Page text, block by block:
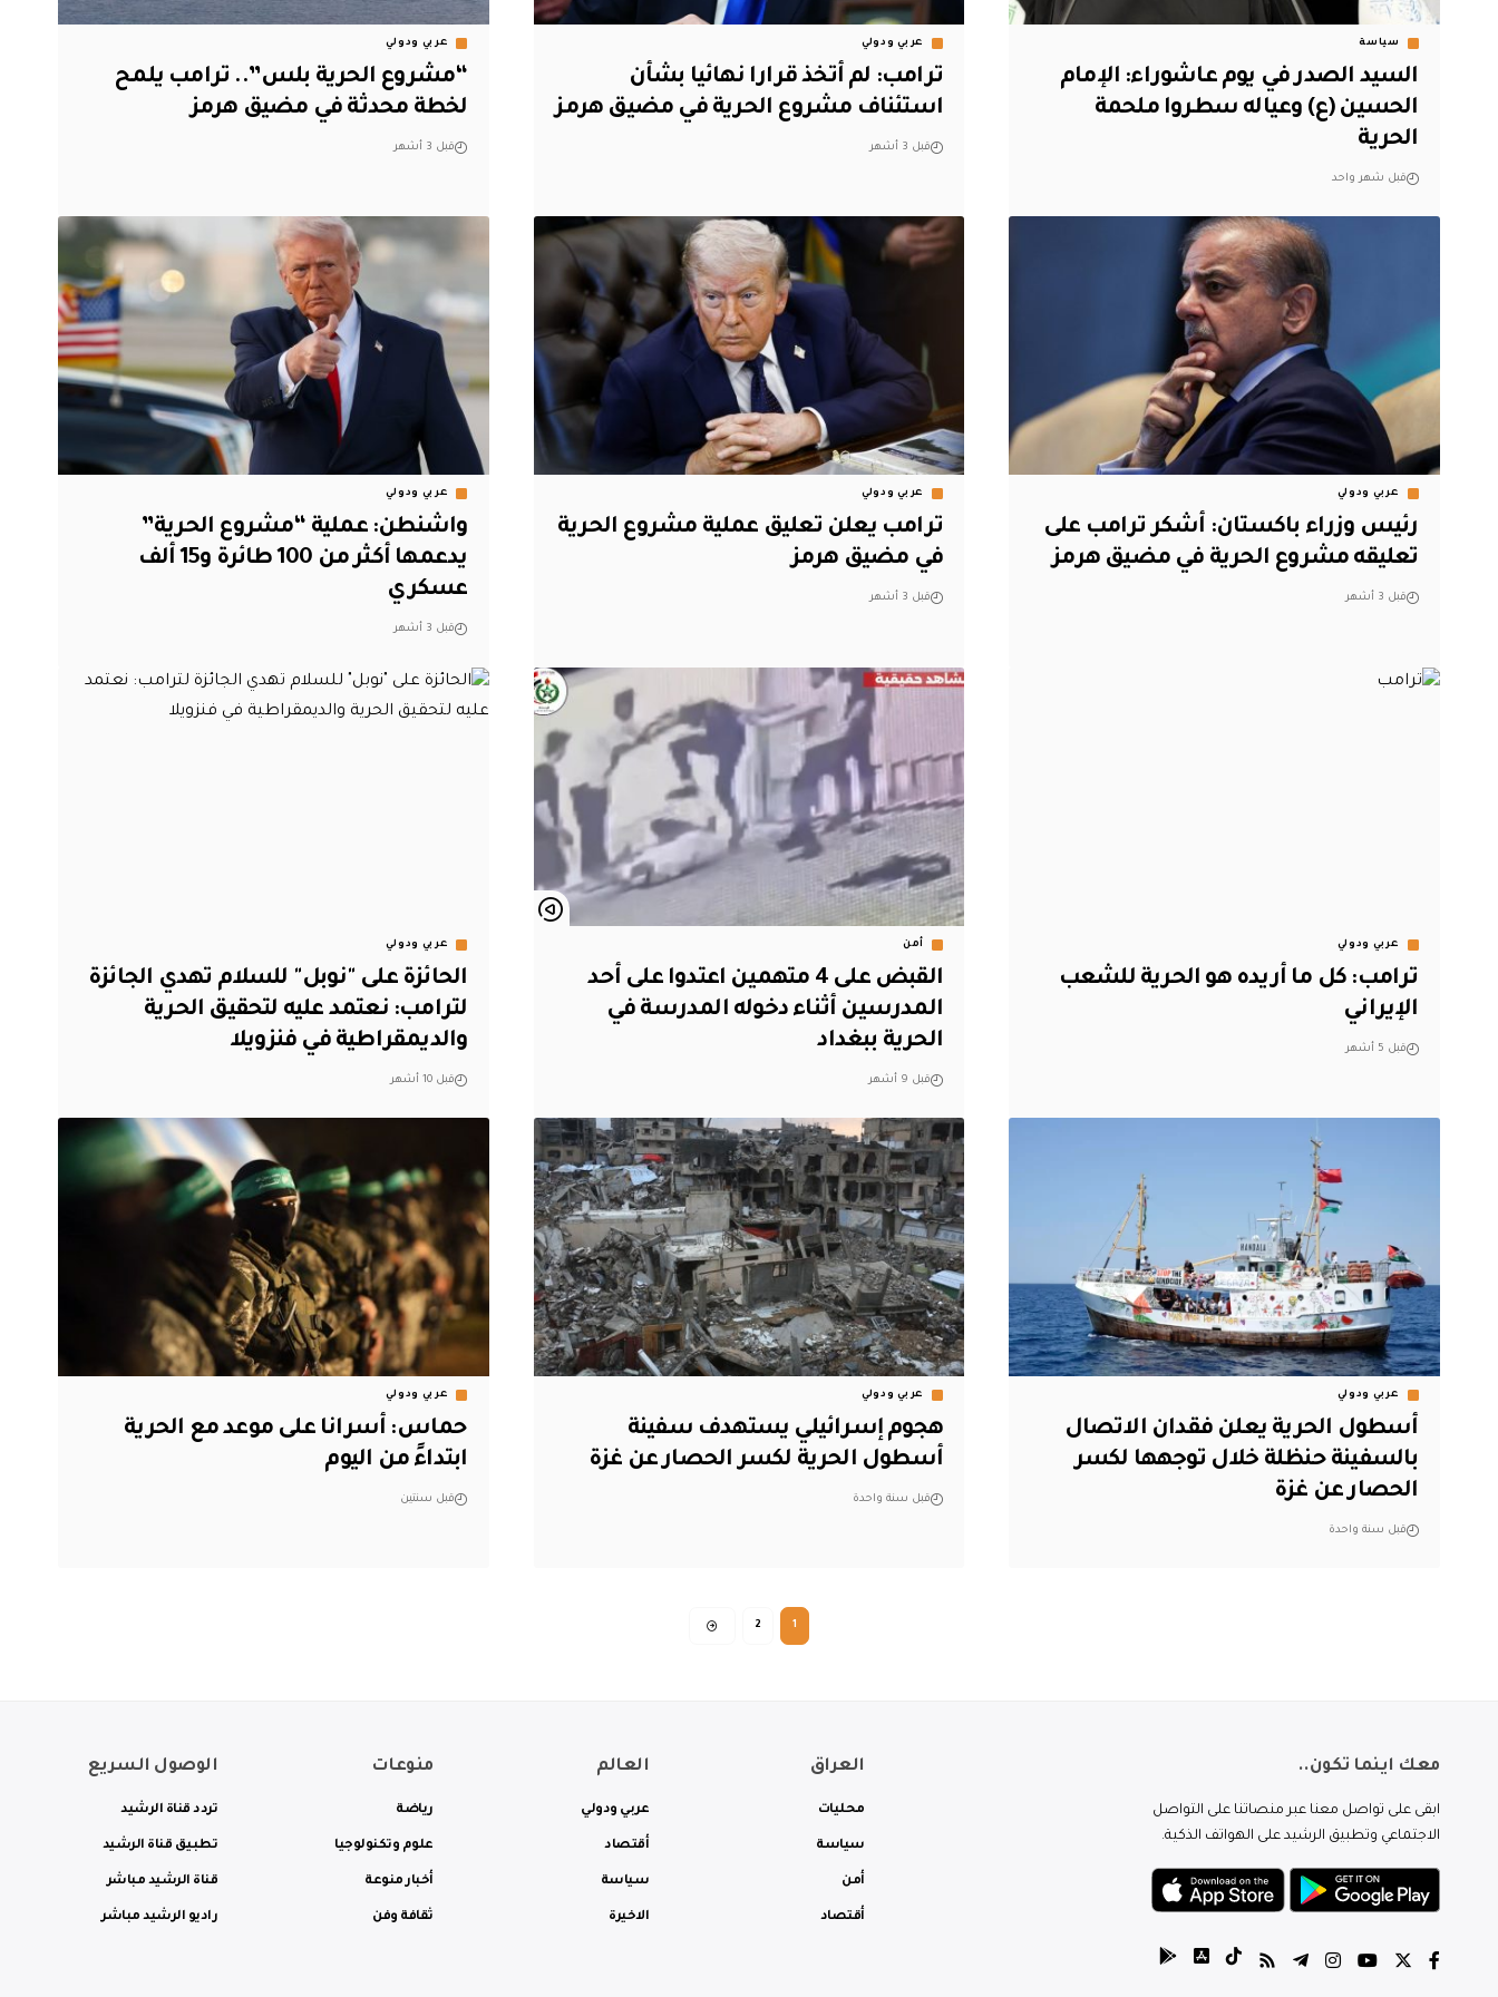
سياسة
السيد الصدر في يوم عاشوراء: الإمام
الحسين (ع) وعياله سطروا ملحمة
الحرية
قبل شهر واحد
عربي ودولي
ترامب: لم أتخذ قرارا نهائيا بشأن
استئناف مشروع الحرية في مضيق هرمز
قبل 3 أشهر
عربي ودولي
“مشروع الحرية بلس”.. ترامب يلمح
لخطة محدثة في مضيق هرمز
قبل 3 أشهر
عربي ودولي
‏رئيس وزراء باكستان: أشكر ترامب على
تعليقه مشروع الحرية في مضيق هرمز
قبل 3 أشهر
عربي ودولي
ترامب يعلن تعليق عملية مشروع الحرية
في مضيق هرمز
قبل 3 أشهر
عربي ودولي
واشنطن: عملية “مشروع الحرية”
يدعمها أكثر من 100 طائرة و15 ألف
عسكري
قبل 3 أشهر
عربي ودولي
ترامب: كل ما أريده هو الحرية للشعب
الإيراني
قبل 5 أشهر
أمن
القبض على 4 متهمين اعتدوا على أحد
المدرسين أثناء دخوله المدرسة في
الحرية ببغداد
قبل 9 أشهر
عربي ودولي
الحائزة على "نوبل" للسلام تهدي الجائزة
لترامب: نعتمد عليه لتحقيق الحرية
والديمقراطية في فنزويلا
قبل 10 أشهر
عربي ودولي
أسطول الحرية يعلن فقدان الاتصال
بالسفينة حنظلة خلال توجهها لكسر
الحصار عن غزة
قبل سنة واحدة
عربي ودولي
هجوم إسرائيلي يستهدف سفينة
أسطول الحرية لكسر الحصار عن غزة
قبل سنة واحدة
عربي ودولي
حماس: أسرانا على موعد مع الحرية
ابتداءً من اليوم
قبل سنتين
1
2
معك اينما تكون..
ابقى على تواصل معنا عبر منصاتنا على التواصل
الاجتماعي وتطبيق الرشيد على الهواتف الذكية.
العراق
محليات
سياسة
أمن
أقتصاد
العالم
عربي ودولي
أقتصاد
سياسة
الاخيرة
منوعات
رياضة
علوم وتكنولوجيا
أخبار منوعة
ثقافة وفن
الوصول السريع
تردد قناة الرشيد
تطبيق قناة الرشيد
قناة الرشيد مباشر
راديو الرشيد مباشر